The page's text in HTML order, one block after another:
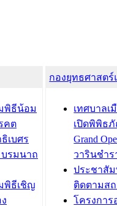
พิธีน้อม
คต
เบศร
รมนาถ
พิธีเชิญ
กองยุทธศาสต
เทศบาลเ
เปิดพิพิธภั
Grand
วารินชำร
ประชาสัม
ติดตามส
โครงกา